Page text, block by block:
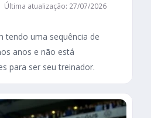
Última atualização: 27/07/2026
tendo uma sequência de
anos e não está
para ser seu treinador.